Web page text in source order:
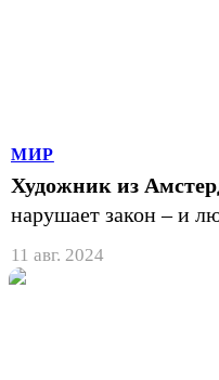
МИР
Художник из
нарушает закон – и
11 авг. 2024